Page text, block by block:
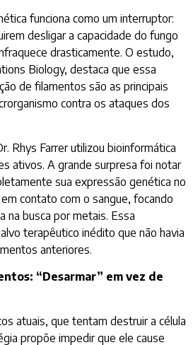
funciona como um interruptor:
desligar a capacidade do fungo
drasticamente. O estudo,
Biology, destaca que essa
de filamentos são as principais
contra os ataques dos
Rhys Farrer utilizou bioinformática
ativos. A grande surpresa foi notar
sua expressão genética no
contato com o sangue, focando
na busca por metais. Essa
terapêutico inédito que não havia
anteriores.
“Desarmar” em vez de
atuais, que tentam destruir a célula
propõe impedir que ele cause